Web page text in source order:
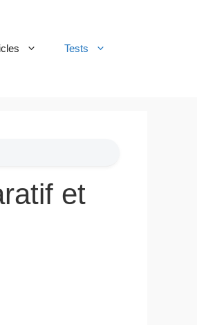
Tests
et